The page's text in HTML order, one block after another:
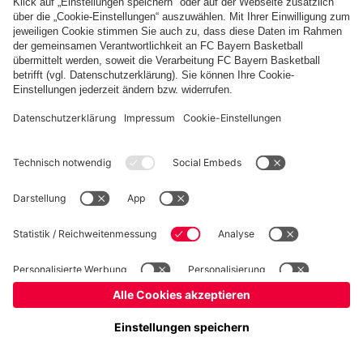
© FC Bayern München Basketball GmbH
Impressum Datenschutz Nutzungsbedingungen